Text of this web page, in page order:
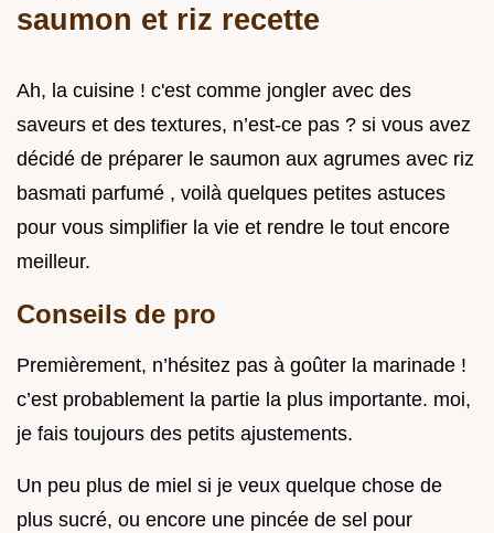
saumon et riz recette
Ah, la cuisine ! c'est comme jongler avec des
saveurs et des textures, n’est-ce pas ? si vous avez
décidé de préparer le saumon aux agrumes avec riz
basmati parfumé , voilà quelques petites astuces
pour vous simplifier la vie et rendre le tout encore
meilleur.
Conseils de pro
Premièrement, n’hésitez pas à goûter la marinade !
c’est probablement la partie la plus importante. moi,
je fais toujours des petits ajustements.
Un peu plus de miel si je veux quelque chose de
plus sucré, ou encore une pincée de sel pour